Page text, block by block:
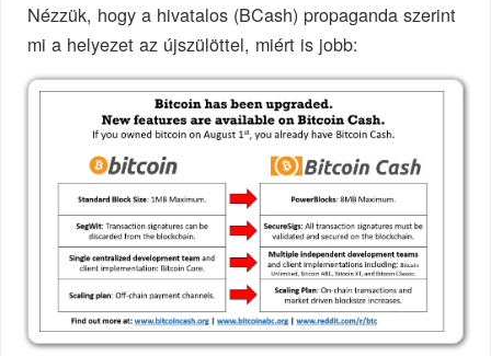
Nézzük, hogy a hivatalos (BCash) propaganda szerint
mi a helyezet az újszülöttel, miért is jobb: